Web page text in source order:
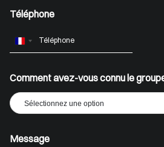
Téléphone
France
Comment avez-vous connu le
Sélectionnez une option
Message